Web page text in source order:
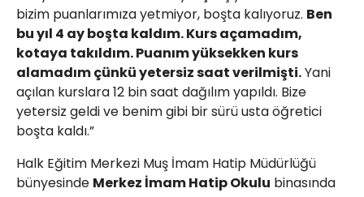
bizim puanlarımıza yetmiyor, boşta kalıyoruz. Ben
bu yıl 4 ay boşta kaldım. Kurs açamadım,
kotaya takıldım. Puanım yüksekken kurs
alamadım çünkü yetersiz saat verilmişti.Yani
açılan kurslara 12 bin saat dağılım yapıldı. Bize
yetersiz geldi ve benim gibi bir sürü usta öğretici
boşta kaldı.”
Halk Eğitim Merkezi Muş İmam Hatip Müdürlüğü
bünyesinde Merkez İmam Hatip Okulu binasında